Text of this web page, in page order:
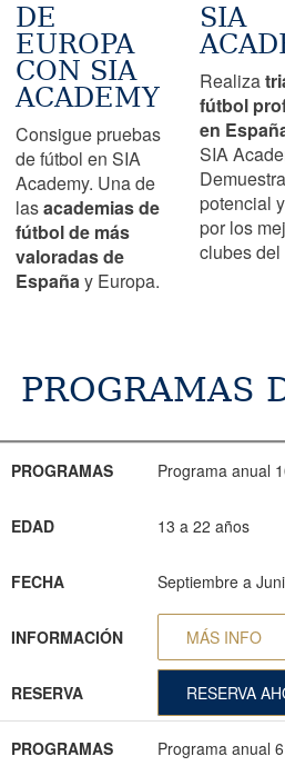
DE
EUROPA
CON SIA
ACADEMY
Consigue pruebas
de fútbol en SIA
Academy. Una de
lasacademias de
fútbol de más
valoradas de
Españay Europa.
SIA
Realiza
fútbol
en
SIA
potencial
por los
clubes del
PROGRAMAS
PROGRAMAS
EDAD
FECHA
INFORMACIÓN
RESERVA
PROGRAMAS
Programa anual
EDAD 13 a 22 años
FECHA Septiembre a
INFORMACIÓN MÁS INFO
RESERVA RESERVA
PROGRAMAS Programa anual